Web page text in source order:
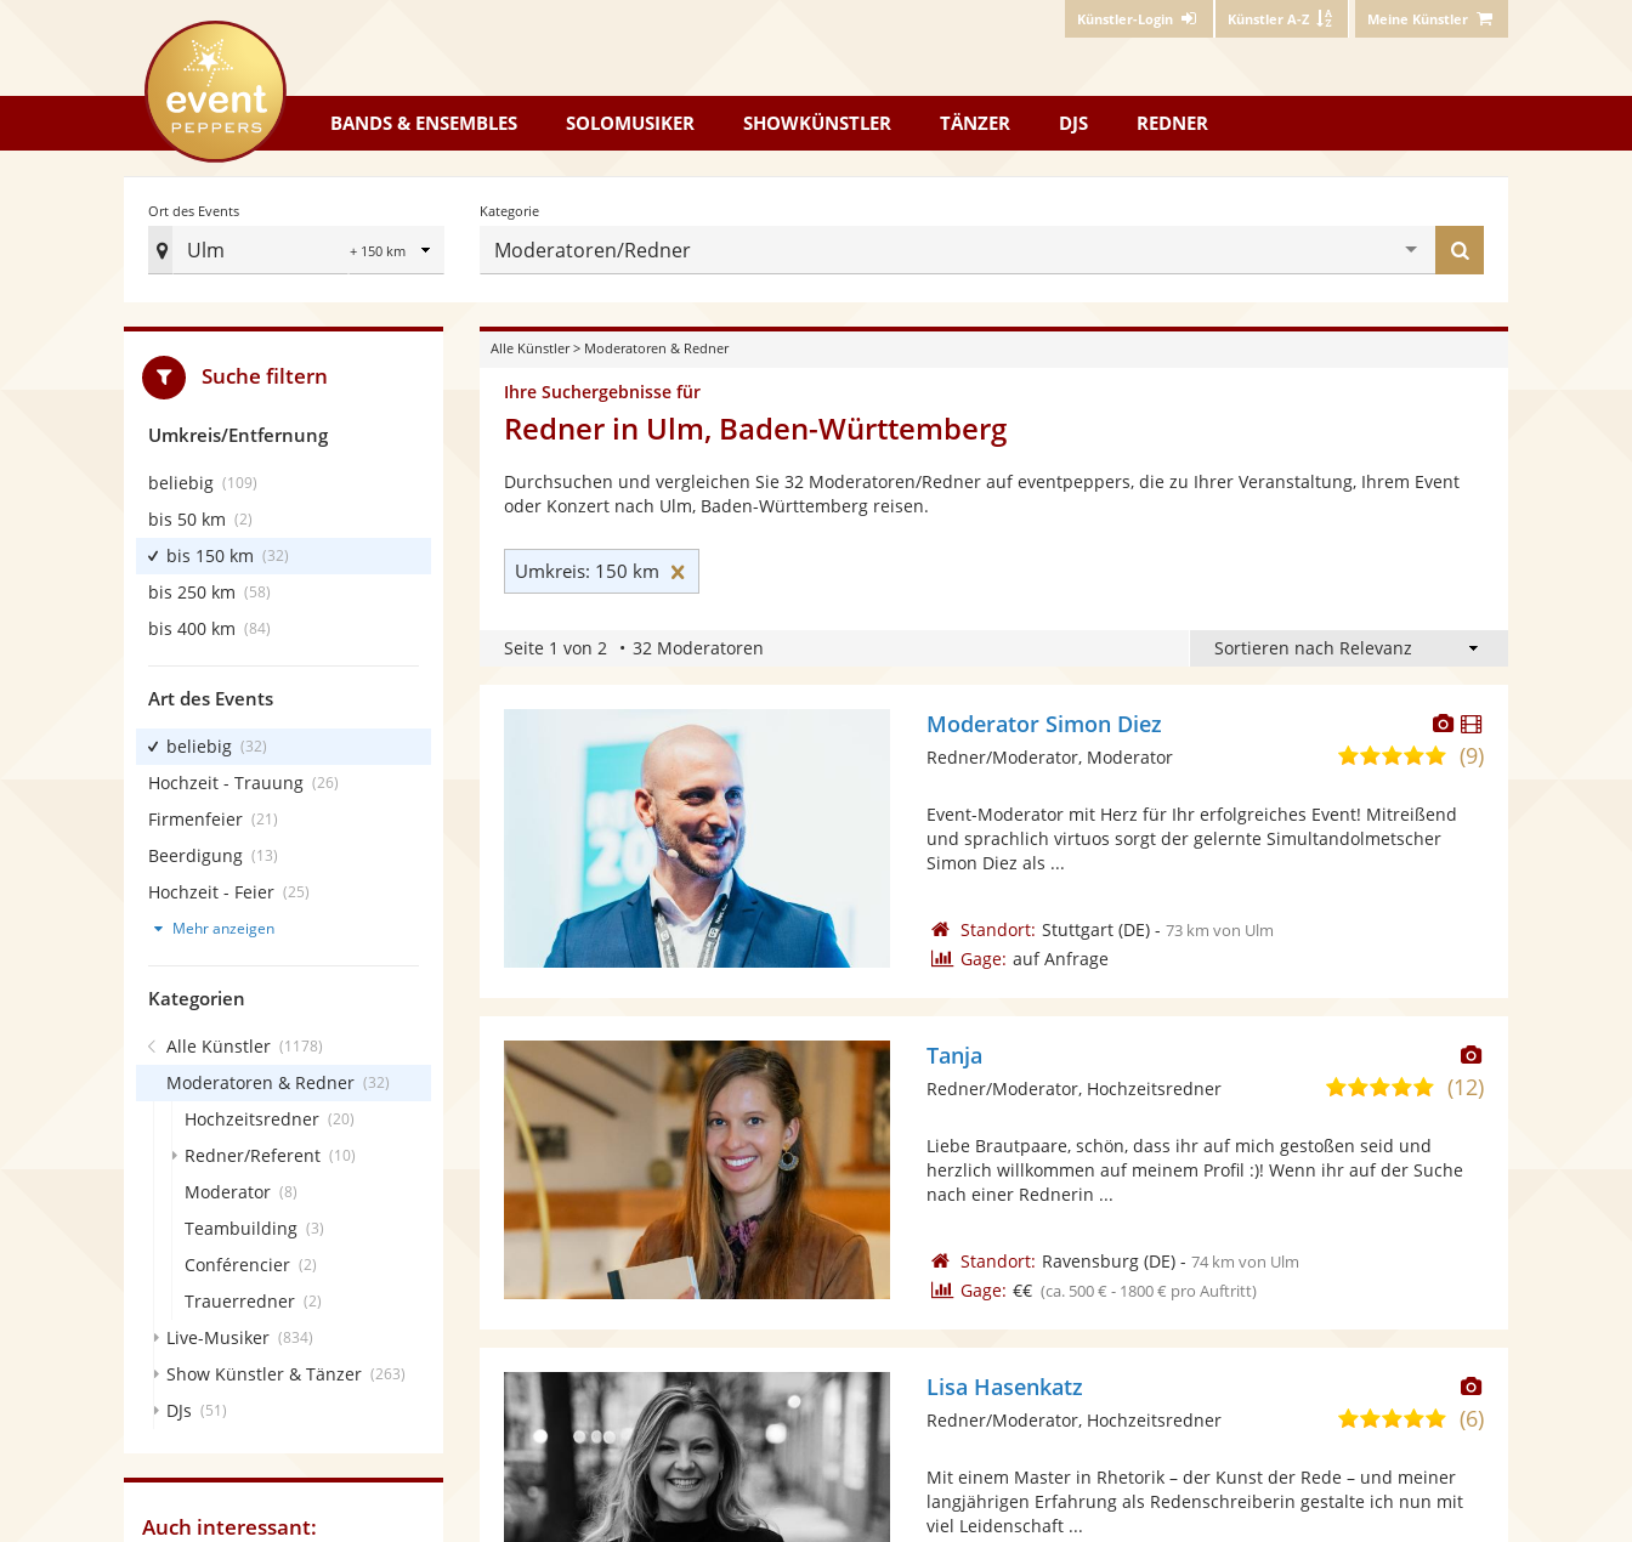
Künstler-Login Künstler A-Z Meine Künstler
eventpeppers
BANDS & ENSEMBLES SOLOMUSIKER SHOWKÜNSTLER TÄNZER DJS REDNER
Ort des Events
Ulm
Radius
Ort
Events
festlegen
Kategorie
Moderatoren/Redner
finden
Alle Künstler> Moderatoren & Redner
Ihre Suchergebnisse für
Redner in Ulm, Baden-Württemberg
Durchsuchen und vergleichen Sie 32 Moderatoren/Redner auf eventpeppers, die zu Ihrer Veranstaltung, Ihrem Event
oder Konzert nach Ulm, Baden-Württemberg reisen.
Umkreis: 150 km
Seite 1 von 2 32 Moderatoren
Dieser
Künstler
stellt
Fotos
bereit.
Dieser
Künstler
Moderator Simon Diez
4,9
5
(9)
Redner/Moderator, Moderator
Event-Moderator mit Herz für Ihr erfolgreiches Event! Mitreißend
und sprachlich virtuos sorgt der gelernte Simultandolmetscher
Simon Diez als ...
Standort: Stuttgart(DE)- 73 km von Ulm
Gage: auf Anfrage
Dieser
Künstler
Tanja
5,0
Sternen
(12)
Redner/Moderator, Hochzeitsredner
Liebe Brautpaare, schön, dass ihr auf mich gestoßen seid und
herzlich willkommen auf meinem Profil :)! Wenn ihr auf der Suche
nach einer Rednerin ...
Standort: Ravensburg(DE)- 74 km von Ulm
Gage: €€ (ca. 500 € - 1800 € pro Auftritt)
Dieser
Künstler
Lisa Hasenkatz
5,0
5
Sternen
(6)
Redner/Moderator, Hochzeitsredner
Mit einem Master in Rhetorik – der Kunst der Rede – und meiner
langjährigen Erfahrung als Redenschreiberin gestalte ich nun mit
viel Leidenschaft ...
Suche filtern
Umkreis/Entfernung
beliebig (109)
bis 50 km (2)
bis 150 km (32)
bis 250 km (58)
bis 400 km (84)
Art des Events
beliebig (32)
Hochzeit - Trauung (26)
Firmenfeier (21)
Beerdigung (13)
Hochzeit - Feier (25)
Mehr anzeigen
Kategorien
Alle Künstler (1178)
Moderatoren & Redner (32)
Hochzeitsredner (20)
Redner/Referent (10)
Moderator (8)
Teambuilding (3)
Conférencier (2)
Trauerredner (2)
Live-Musiker (834)
Show Künstler & Tänzer (263)
DJs (51)
Auch interessant: